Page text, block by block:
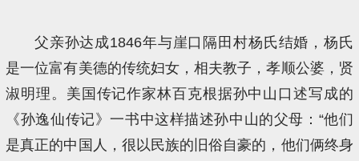
父亲孙达成1846年与崖口隔田村杨氏结婚，杨氏
是一位富有美德的传统妇女，相夫教子，孝顺公婆，贤
淑明理。美国传记作家林百克根据孙中山口述写成的
《孙逸仙传记》一书中这样描述孙中山的父母：“他们
是真正的中国人，很以民族的旧俗自豪的，他们俩终身